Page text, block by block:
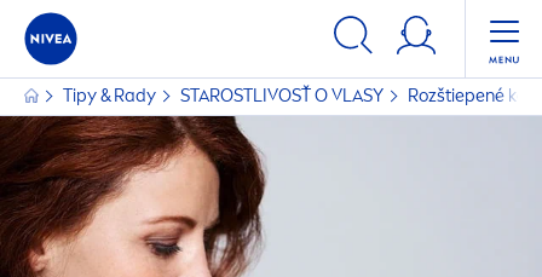
Tipy & Rady STAROSTLIVOSŤ O VLASY Rozštiepené